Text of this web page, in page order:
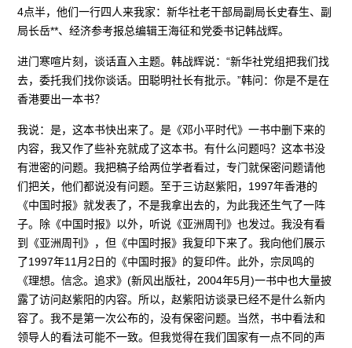
4点半，他们一行四人来我家：新华社老干部局副局长史春生、副
局长岳**、经济参考报总编辑王海征和党委书记韩战辉。
进门寒喧片刻，谈话直入主题。韩战辉说：“新华社党组把我们找
去，委托我们找你谈话。田聪明社长有批示。”韩问：你是不是在
香港要出一本书？
我说：是，这本书快出来了。是《邓小平时代》一书中删下来的
内容，我又作了些补充就成了这本书。有什么问题吗？这本书没
有泄密的问题。我把稿子给两位学者看过，专门就保密问题请他
们把关，他们都说没有问题。至于三访赵紫阳，1997年香港的
《中国时报》就发表了，不是我拿出去的，为此我还生气了一阵
子。除《中国时报》以外，听说《亚洲周刊》也发过。我没有看
到《亚洲周刊》，但《中国时报》我复印下来了。我向他们展示
了1997年11月2日的《中国时报》的复印件。此外，宗凤鸣的
《理想。信念。追求》(新风出版社，2004年5月)一书中也大量披
露了访问赵紫阳的内容。所以，赵紫阳访谈录已经不是什么新内
容了。我不是第一次公布的，没有保密问题。当然，书中看法和
领导人的看法可能不一致。但我觉得在我们国家有一点不同的声